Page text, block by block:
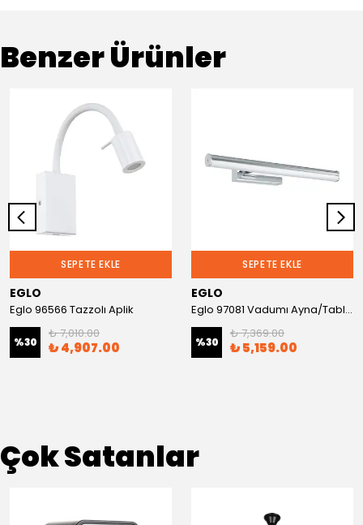
Benzer Ürünler
SEPETE EKLE
EGLO
Eglo 96566 Tazzolı Aplik
%30
₺ 7,010.00
₺ 4,907.00
SEPETE EKLE
EGLO
Eglo 97081 Vadumı Ayna/Tablo Aplik
%30
₺ 7,369.00
₺ 5,159.00
Çok Satanlar